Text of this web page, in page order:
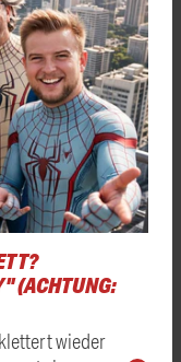
(ACHTUNG:
wieder